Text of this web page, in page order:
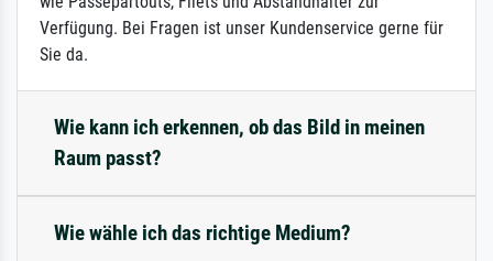
Verfügung. Bei Fragen ist unser Kundenservice gerne für
Sie da.
Wie kann ich erkennen, ob das Bild in meinen
Raum passt?
Wie wähle ich das richtige Medium?